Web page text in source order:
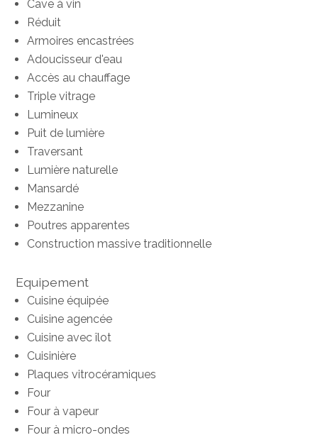
Cave à vin
Réduit
Armoires encastrées
Adoucisseur d'eau
Accès au chauffage
Triple vitrage
Lumineux
Puit de lumière
Traversant
Lumière naturelle
Mansardé
Mezzanine
Poutres apparentes
Construction massive traditionnelle
Equipement
Cuisine équipée
Cuisine agencée
Cuisine avec îlot
Cuisinière
Plaques vitrocéramiques
Four
Four à vapeur
Four à micro-ondes